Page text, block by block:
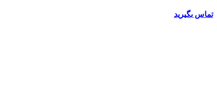
تماس بگیرید